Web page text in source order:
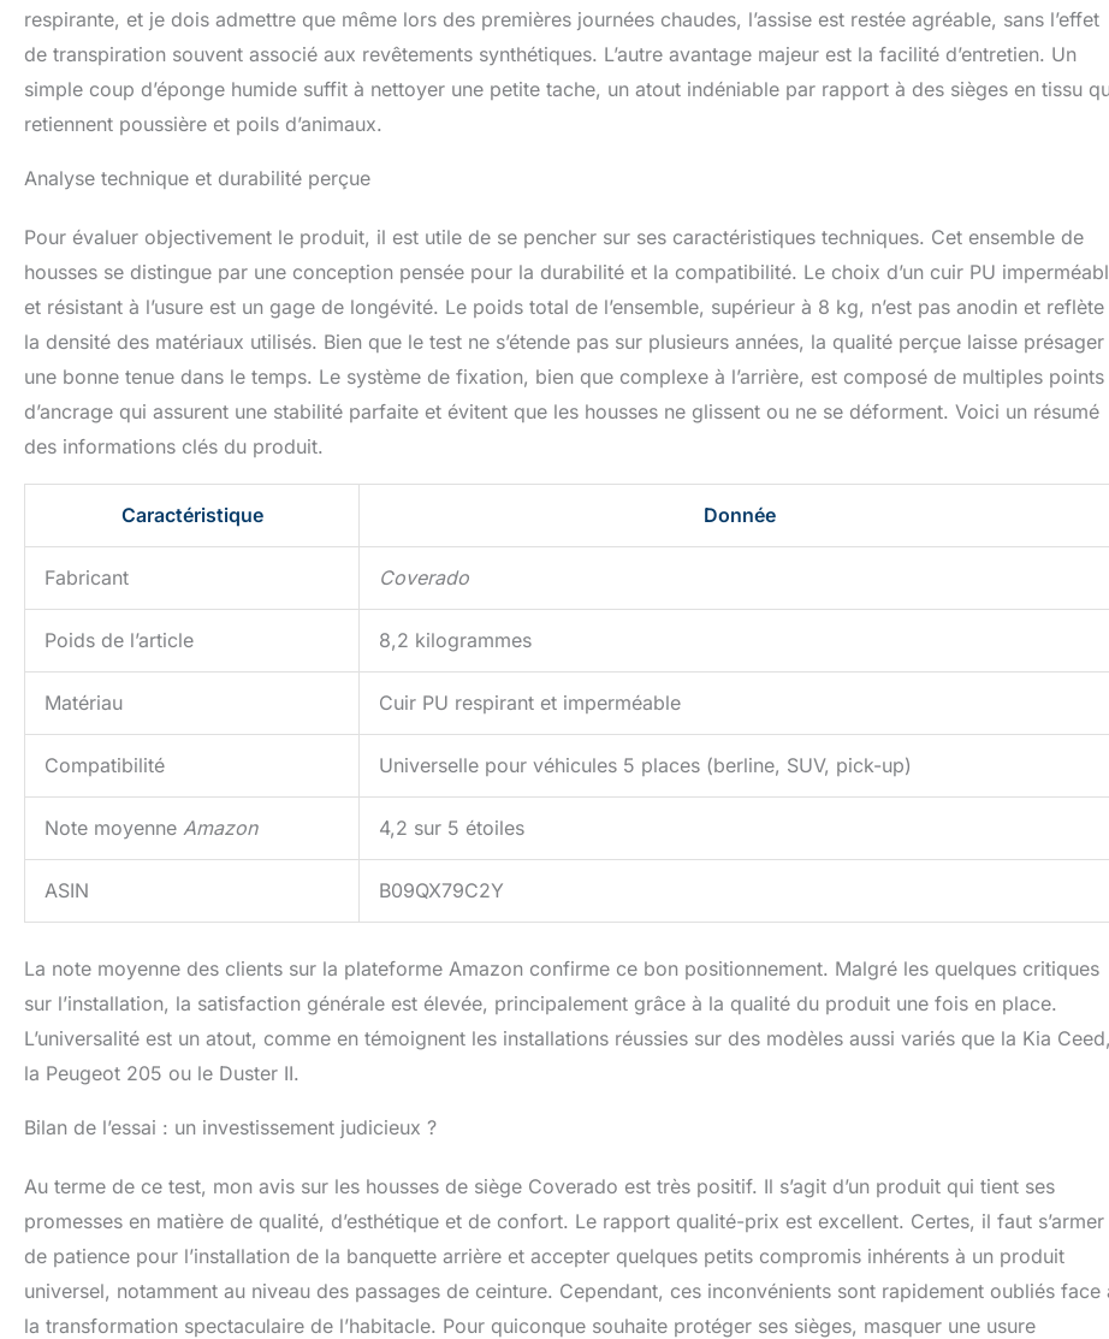
respirante, et je dois admettre que même lors des premières journées chaudes, l’assise est restée agréable, sans l’effet
de transpiration souvent associé aux revêtements synthétiques. L’autre avantage majeur est la facilité d’entretien. Un
simple coup d’éponge humide suffit à nettoyer une petite tache, un atout indéniable par rapport à des sièges en tissu
retiennent poussière et poils d’animaux.
Analyse technique et durabilité perçue
Pour évaluer objectivement le produit, il est utile de se pencher sur ses caractéristiques techniques. Cet ensemble de
housses se distingue par une conception pensée pour la durabilité et la compatibilité. Le choix d’un cuir PU
et résistant à l’usure est un gage de longévité. Le poids total de l’ensemble, supérieur à 8 kg, n’est pas anodin et reflète
la densité des matériaux utilisés. Bien que le test ne s’étende pas sur plusieurs années, la qualité perçue laisse présager
une bonne tenue dans le temps. Le système de fixation, bien que complexe à l’arrière, est composé de multiples points
d’ancrage qui assurent une stabilité parfaite et évitent que les housses ne glissent ou ne se déforment. Voici un résumé
des informations clés du produit.
Caractéristique Donnée
Fabricant Coverado
Poids de l’article 8,2 kilogrammes
Matériau Cuir PU respirant et imperméable
Compatibilité Universelle pour véhicules 5 places (berline, SUV, pick-up)
Note moyenne Amazon 4,2 sur 5 étoiles
ASIN B09QX79C2Y
La note moyenne des clients sur la plateforme Amazon confirme ce bon positionnement. Malgré les quelques critiques
sur l’installation, la satisfaction générale est élevée, principalement grâce à la qualité du produit une fois en place.
L’universalité est un atout, comme en témoignent les installations réussies sur des modèles aussi variés que la Kia Ceed,
la Peugeot 205 ou le Duster II.
Bilan de l’essai : un investissement judicieux ?
Au terme de ce test, mon avis sur les housses de siège Coverado est très positif. Il s’agit d’un produit qui tient ses
promesses en matière de qualité, d’esthétique et de confort. Le rapport qualité-prix est excellent. Certes, il faut s’armer
de patience pour l’installation de la banquette arrière et accepter quelques petits compromis inhérents à un produit
universel, notamment au niveau des passages de ceinture. Cependant, ces inconvénients sont rapidement oubliés face
la transformation spectaculaire de l’habitacle. Pour quiconque souhaite protéger ses sièges, masquer une usure